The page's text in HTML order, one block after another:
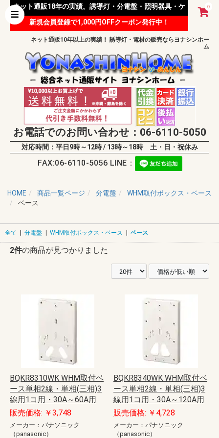
0
ネット通販18年の実績。誘導灯・分電盤・照明器具・ケ
ーブル等 様々な資材を取り扱っています。
新規会員登録で1,000円OFFクーポン発行中！
ネット通販10年以上の実績！ 誘導灯・電材の販売ならヨナシンホー
ム
お電話でのお問い合わせ：06-6110-5050
対応時間：平日9時～12時 / 13時～18時 土・日・祝休み
FAX:06-6110-5056 LINE：
HOME 商品一覧ページ 分電盤
WHM取付ボックス・ベース
ベース
全て | 分電盤 | WHM取付ボックス・ベース | ベース
2件の商品が見つかりました
BQKR8310WK WHM取付ベ
ース単相2線・単相(三相)3
線用1コ用・30A～60A用
販売価格: ￥3,748
メーカー：パナソニック
（panasonic）
BQKR8340WK WHM取付ベ
ース単相2線・単相(三相)3
線用1コ用・30A～120A用
販売価格: ￥4,728
メーカー：パナソニック
（panasonic）